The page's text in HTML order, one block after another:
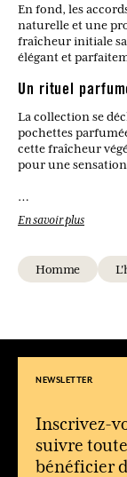
En fond, les
naturelle et une
fraîcheur initiale
élégant et
Un rituel
La collection se
pochettes
cette fraîcheur
pour une
Quel type de
C’est une eau de
Quelle sensation
À qui s’adresse ce
Quand porter
Parfait en
fraîcheur vivifiante.
En savoir plus
Homme
NEWSLETTER
Inscrivez-
suivre
bénéficier